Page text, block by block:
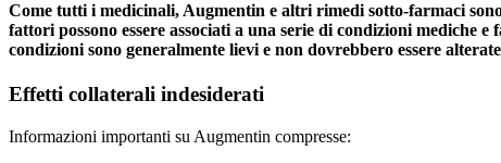
Come tutti i medicinali, Augmentin e altri rimedi sotto-farmaci
fattori possono essere associati a una serie di condizioni mediche
condizioni sono generalmente lievi e non dovrebbero essere
Effetti collaterali indesiderati
Informazioni importanti su Augmentin compresse: